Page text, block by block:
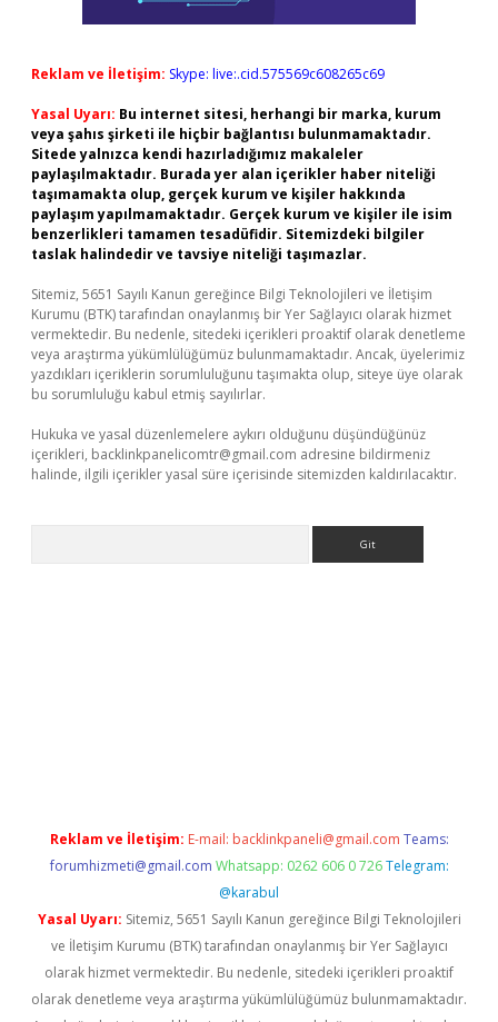
Reklam ve İletişim: Skype: live:.cid.575569c608265c69
Yasal Uyarı: Bu internet sitesi, herhangi bir marka, kurum
veya şahıs şirketi ile hiçbir bağlantısı bulunmamaktadır.
Sitede yalnızca kendi hazırladığımız makaleler
paylaşılmaktadır. Burada yer alan içerikler haber niteliği
taşımamakta olup, gerçek kurum ve kişiler hakkında
paylaşım yapılmamaktadır. Gerçek kurum ve kişiler ile isim
benzerlikleri tamamen tesadüfidir. Sitemizdeki bilgiler
taslak halindedir ve tavsiye niteliği taşımazlar.
Sitemiz, 5651 Sayılı Kanun gereğince Bilgi Teknolojileri ve İletişim
Kurumu (BTK) tarafından onaylanmış bir Yer Sağlayıcı olarak hizmet
vermektedir. Bu nedenle, sitedeki içerikleri proaktif olarak denetleme
veya araştırma yükümlülüğümüz bulunmamaktadır. Ancak, üyelerimiz
yazdıkları içeriklerin sorumluluğunu taşımakta olup, siteye üye olarak
bu sorumluluğu kabul etmiş sayılırlar.
Hukuka ve yasal düzenlemelere aykırı olduğunu düşündüğünüz
içerikleri, backlinkpanelicomtr@gmail.com adresine bildirmeniz
halinde, ilgili içerikler yasal süre içerisinde sitemizden kaldırılacaktır.
Reklam ve İletişim: E-mail: backlinkpaneli@gmail.com Teams:
forumhizmeti@gmail.com Whatsapp: 0262 606 0 726 Telegram:
@karabul
Yasal Uyarı: Sitemiz, 5651 Sayılı Kanun gereğince Bilgi Teknolojileri
ve İletişim Kurumu (BTK) tarafından onaylanmış bir Yer Sağlayıcı
olarak hizmet vermektedir. Bu nedenle, sitedeki içerikleri proaktif
olarak denetleme veya araştırma yükümlülüğümüz bulunmamaktadır.